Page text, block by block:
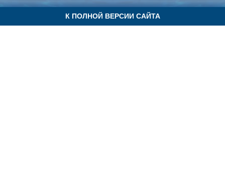
К ПОЛНОЙ ВЕРСИИ САЙТА